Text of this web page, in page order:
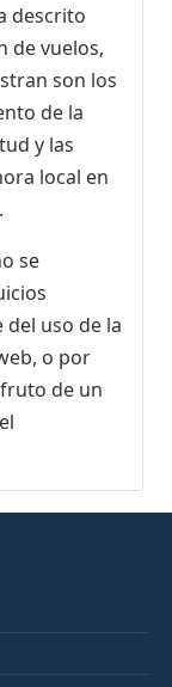
descrito
de vuelos,
son los
de la
y las
local en
se
uso de la
o por
de un